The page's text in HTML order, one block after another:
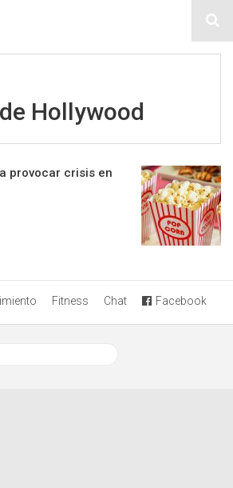
Hollywood
provocar crisis en
Fitness Chat Facebook